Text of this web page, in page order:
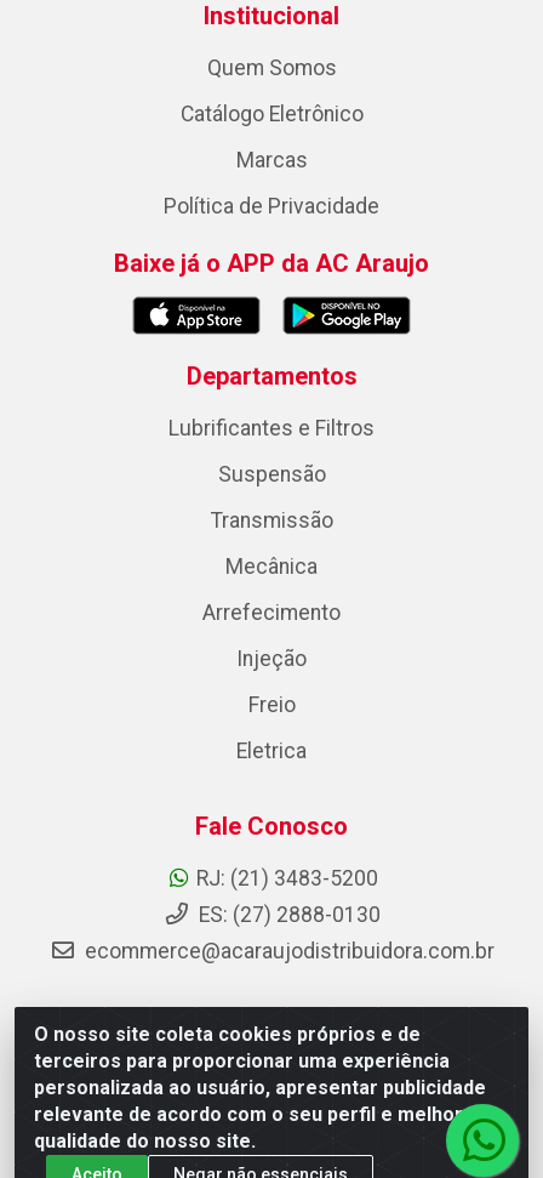
O nosso site coleta cookies próprios e de
terceiros para proporcionar uma experiência
personalizada ao usuário, apresentar publicidade
relevante de acordo com o seu perfil e melhorar a
qualidade do nosso site.
Aceito Negar não essenciais
Institucional
Quem Somos
Catálogo Eletrônico
Marcas
Política de Privacidade
Baixe já o APP da AC Araujo
Departamentos
Lubrificantes e Filtros
Suspensão
Transmissão
Mecânica
Arrefecimento
Injeção
Freio
Eletrica
Fale Conosco
RJ: (21) 3483-5200
ES: (27) 2888-0130
ecommerce@acaraujodistribuidora.com.br
AC Araujo Distribuidora - Rua Carneiro de Campos, 42 -
São Cristóvão, Rio de Janeiro/RJ - CEP 20.920-410 -
CNPJ 08.744.753/0003-85